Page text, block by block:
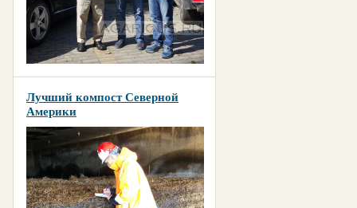
Лучший компост Северной
Америки